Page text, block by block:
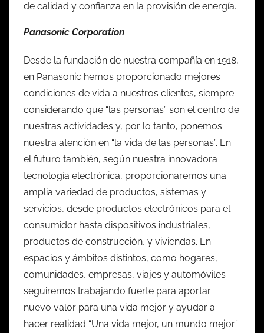
de calidad y confianza en la provisión de energía.
Panasonic Corporation
Desde la fundación de nuestra compañía en 1918,
en Panasonic hemos proporcionado mejores
condiciones de vida a nuestros clientes, siempre
considerando que “las personas” son el centro de
nuestras actividades y, por lo tanto, ponemos
nuestra atención en “la vida de las personas”. En
el futuro también, según nuestra innovadora
tecnología electrónica, proporcionaremos una
amplia variedad de productos, sistemas y
servicios, desde productos electrónicos para el
consumidor hasta dispositivos industriales,
productos de construcción, y viviendas. En
espacios y ámbitos distintos, como hogares,
comunidades, empresas, viajes y automóviles
seguiremos trabajando fuerte para aportar
nuevo valor para una vida mejor y ayudar a
hacer realidad “Una vida mejor, un mundo mejor”